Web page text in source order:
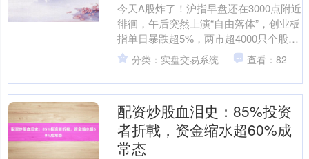
今天A股炸了！沪指早盘还在3000点附近
徘徊，午后突然上演“自由落体”，创业板
指单日暴跌超5%，两市超4000只个股飘
绿。更触目惊心的是，配资盘爆仓警报
此起彼伏....
分类：实盘交易系统 查看：82
配资炒股血泪史：85%投资
者折戟，资金缩水超60%成
常态